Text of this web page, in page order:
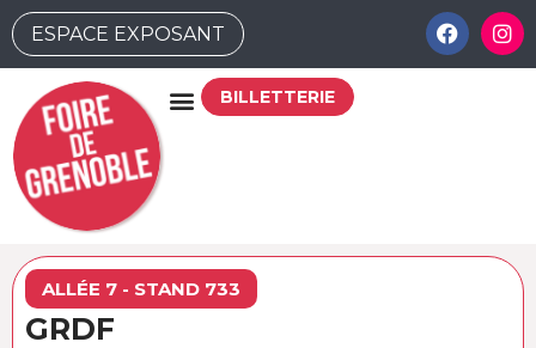
ESPACE EXPOSANT
BILLETTERIE
ALLÉE 7 - STAND 733
GRDF